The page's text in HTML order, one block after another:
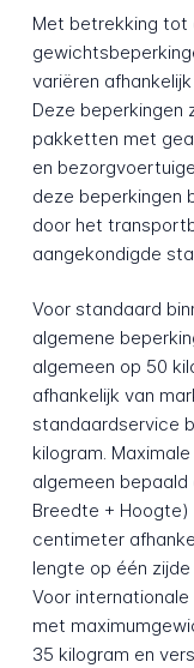
Met betrekking tot
variëren
Deze beperkingen
pakketten met
en
deze beperkingen
door het
aangekondigde
Voor standaard
algemene
algemeen op 50
afhankelijk van
standaardservice
kilogram.
algemeen
Breedte +
centimeter
lengte op één
Voor
met
35 kilogram en